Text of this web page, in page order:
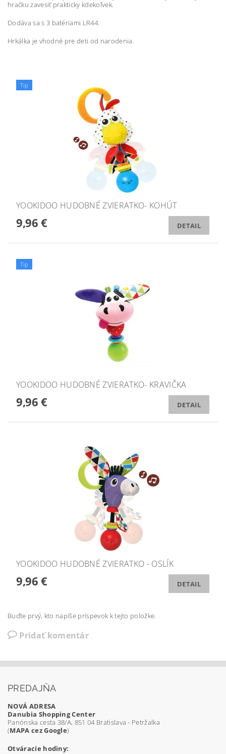
hračkuzavesiť prakticky kdekoľvek.
Dodáva sa s 3 batériami LR44.
Hrkálka je vhodné pre deti od narodenia.
Tip
YOOKIDOO HUDOBNÉ ZVIERATKO- KOHÚT
9,96 € DETAIL
Tip
YOOKIDOO HUDOBNÉ ZVIERATKO- KRAVIČKA
9,96 € DETAIL
YOOKIDOO HUDOBNÉ ZVIERATKO - OSLÍK
9,96 € DETAIL
Buďte prvý, kto napíše príspevok k tejto položke.
Pridať komentár
PREDAJŇA
NOVÁ ADRESA
Danubia Shopping Center
Panónska cesta 38/A, 851 04 Bratislava - Petržalka
(MAPA cez Google)
Otváracie hodiny: